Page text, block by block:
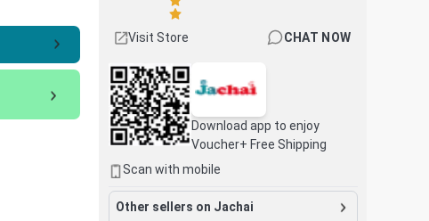
Visit Store CHAT NOW
Download app to enjoy
Voucher+ Free Shipping
Scan with mobile
Other sellers on Jachai